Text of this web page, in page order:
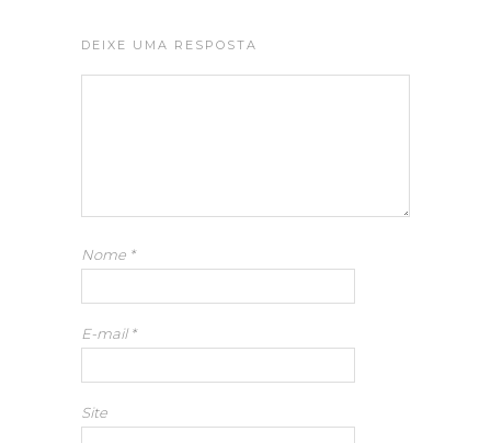
DEIXE UMA RESPOSTA
Nome *
E-mail*
Site